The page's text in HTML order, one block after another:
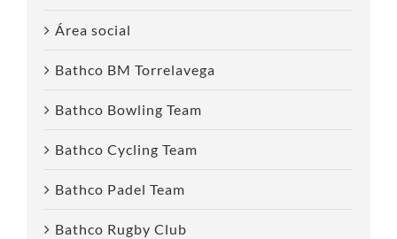
Área social
Bathco BM Torrelavega
Bathco Bowling Team
Bathco Cycling Team
Bathco Padel Team
Bathco Rugby Club